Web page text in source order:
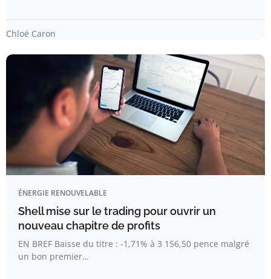
Chloé Caron
ÉNERGIE RENOUVELABLE
Shell mise sur le trading pour ouvrir un
nouveau chapitre de profits
EN BREF Baisse du titre : -1,71% à 3 156,50 pence malgré
un bon premier…